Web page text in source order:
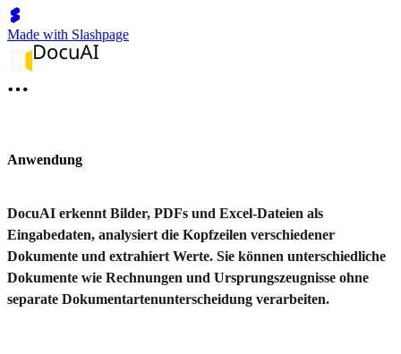
Made with Slashpage
Anwendung
DocuAI erkennt Bilder, PDFs und Excel-Dateien als
Eingabedaten, analysiert die Kopfzeilen verschiedener
Dokumente und extrahiert Werte. Sie können unterschiedliche
Dokumente wie Rechnungen und Ursprungszeugnisse ohne
separate Dokumentartenunterscheidung verarbeiten.